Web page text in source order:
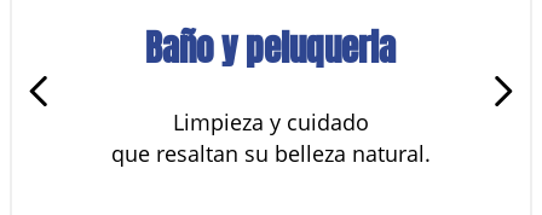
Baño y peluqueria
Limpieza y cuidado
que resaltan su belleza natural.